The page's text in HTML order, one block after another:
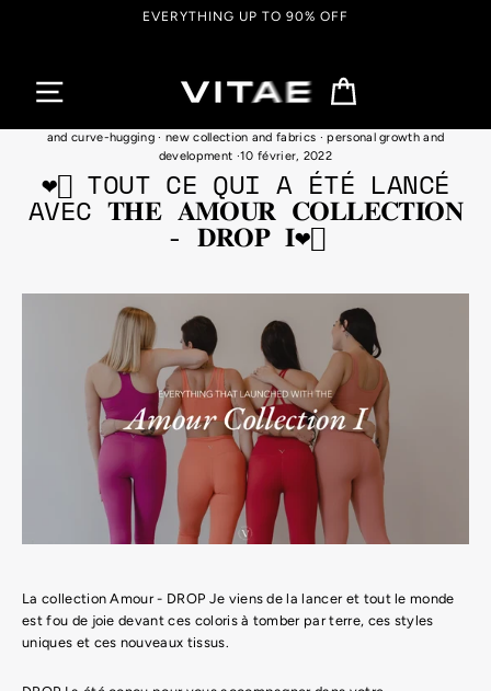
FREE SHIPPING ON ORDERS OVER $150 CAD
and curve-hugging ·new collection and fabrics ·personal growth and
development ·10 février, 2022
❤️‍🔥 TOUT CE QUI A ÉTÉ LANCÉ
AVEC 𝐓𝐇𝐄 𝐀𝐌𝐎𝐔𝐑 𝐂𝐎𝐋𝐋𝐄𝐂𝐓𝐈𝐎𝐍
- 𝐃𝐑𝐎𝐏 𝐈❤️‍🔥
La collection Amour - DROP Je viens de la lancer et tout le monde
est fou de joie devant ces coloris à tomber par terre, ces styles
uniques et ces nouveaux tissus.